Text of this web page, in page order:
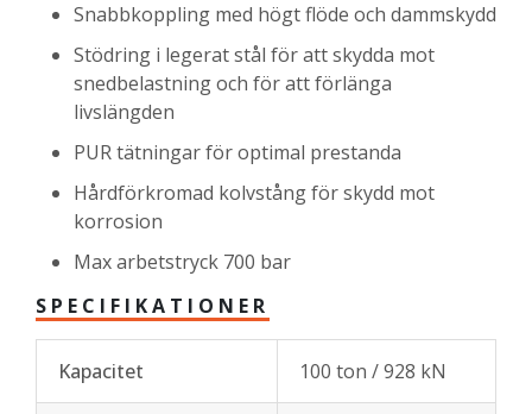
Snabbkoppling med högt flöde och dammskydd
Stödring i legerat stål för att skydda mot
snedbelastning och för att förlänga
livslängden
PUR tätningar för optimal prestanda
Hårdförkromad kolvstång för skydd mot
korrosion
Max arbetstryck 700 bar
SPECIFIKATIONER
Kapacitet 100 ton / 928 kN